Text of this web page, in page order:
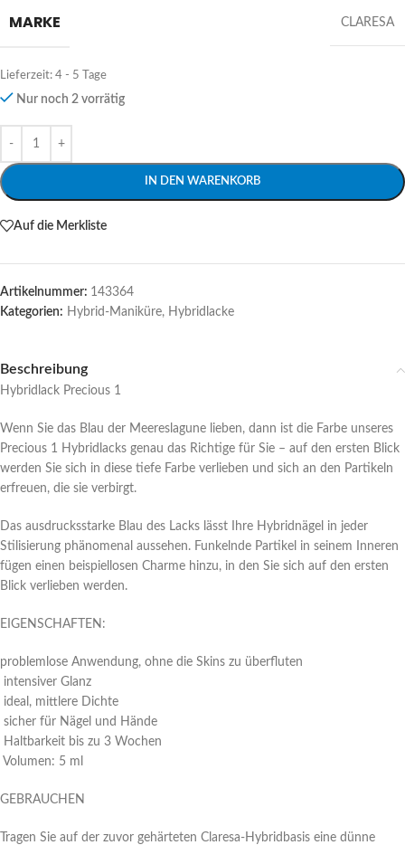
MARKE CLARESA
Lieferzeit: 4 - 5 Tage
Nur noch 2 vorrätig
IN DEN WARENKORB
Alternative:
Auf die Merkliste
Artikelnummer: 143364
Kategorien: Hybrid-Maniküre, Hybridlacke
Beschreibung
Hybridlack Precious 1
Wenn Sie das Blau der Meereslagune lieben, dann ist die Farbe unseres
Precious 1 Hybridlacks genau das Richtige für Sie – auf den ersten Blick
werden Sie sich in diese tiefe Farbe verlieben und sich an den Partikeln
erfreuen, die sie verbirgt.
Das ausdrucksstarke Blau des Lacks lässt Ihre Hybridnägel in jeder
Stilisierung phänomenal aussehen. Funkelnde Partikel in seinem Inneren
fügen einen beispiellosen Charme hinzu, in den Sie sich auf den ersten
Blick verlieben werden.
EIGENSCHAFTEN:
problemlose Anwendung, ohne die Skins zu überfluten
intensiver Glanz
ideal, mittlere Dichte
sicher für Nägel und Hände
Haltbarkeit bis zu 3 Wochen
Volumen: 5 ml
GEBRAUCHEN
Tragen Sie auf der zuvor gehärteten Claresa-Hybridbasis eine dünne